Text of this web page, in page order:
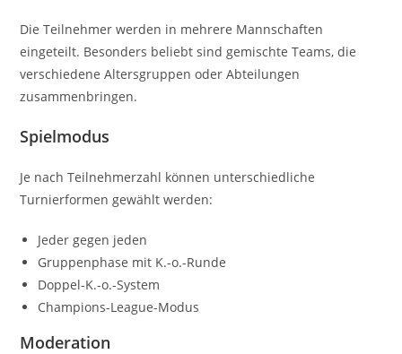
Die Teilnehmer werden in mehrere Mannschaften
eingeteilt. Besonders beliebt sind gemischte Teams, die
verschiedene Altersgruppen oder Abteilungen
zusammenbringen.
Spielmodus
Je nach Teilnehmerzahl können unterschiedliche
Turnierformen gewählt werden:
Jeder gegen jeden
Gruppenphase mit K.-o.-Runde
Doppel-K.-o.-System
Champions-League-Modus
Moderation